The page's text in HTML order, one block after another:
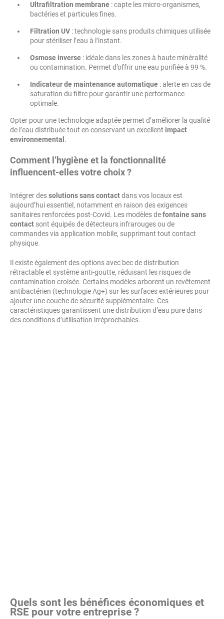
Ultrafiltration membrane : capte les micro-organismes,
bactéries et particules fines.
Filtration UV : technologie sans produits chimiques utilisée
pour stériliser l’eau à l’instant.
Osmose inverse : idéale dans les zones à haute minéralité
ou contamination. Permet d’offrir une eau purifiée à 99 %.
Indicateur de maintenance automatique : alerte en cas de
saturation du filtre pour garantir une performance
optimale.
Opter pour une technologie adaptée permet d’améliorer la qualité
de l’eau distribuée tout en conservant un excellent impact
environnemental .
Comment l’hygiène et la fonctionnalité
influencent-elles votre choix ?
Intégrer dessolutions sans contactdans vos locaux est
aujourd’hui essentiel, notamment en raison des exigences
sanitaires renforcées post-Covid. Les modèles defontaine sans
contact sont équipés de détecteurs infrarouges ou de
commandes via application mobile, supprimant tout contact
physique.
Il existe également des options avec bec de distribution
rétractable et système anti-goutte, réduisant les risques de
contamination croisée. Certains modèles arborent un revêtement
antibactérien (technologie Ag+) sur les surfaces extérieures pour
ajouter une couche de sécurité supplémentaire. Ces
caractéristiques garantissent une distribution d’eau pure dans
des conditions d’utilisation irréprochables.
Quels sont les bénéfices économiques et
RSE pour votre entreprise ?